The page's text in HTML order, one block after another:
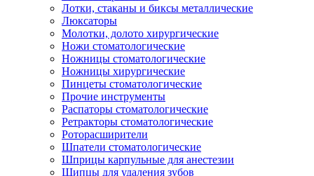
Лотки, стаканы и биксы металлические
Люксаторы
Молотки, долото хирургические
Ножи стоматологические
Ножницы стоматологические
Ножницы хирургические
Пинцеты стоматологические
Прочие инструменты
Распаторы стоматологические
Ретракторы стоматологические
Роторасширители
Шпатели стоматологические
Шприцы карпульные для анестезии
Щипцы для удаления зубов